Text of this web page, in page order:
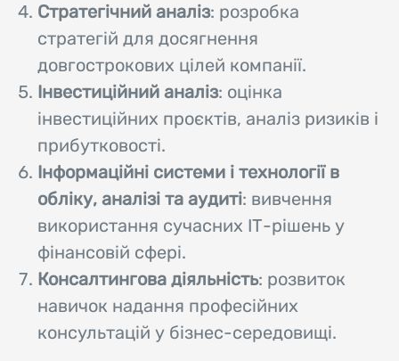
Стратегічний аналіз: розробка
стратегій для досягнення
довгострокових цілей компанії.
Інвестиційний аналіз: оцінка
інвестиційних проєктів, аналіз ризиків і
прибутковості.
Інформаційні системи і технології в
обліку, аналізі та аудиті: вивчення
використання сучасних ІТ-рішень у
фінансовій сфері.
Консалтингова діяльність: розвиток
навичок надання професійних
консультацій у бізнес-середовищі.